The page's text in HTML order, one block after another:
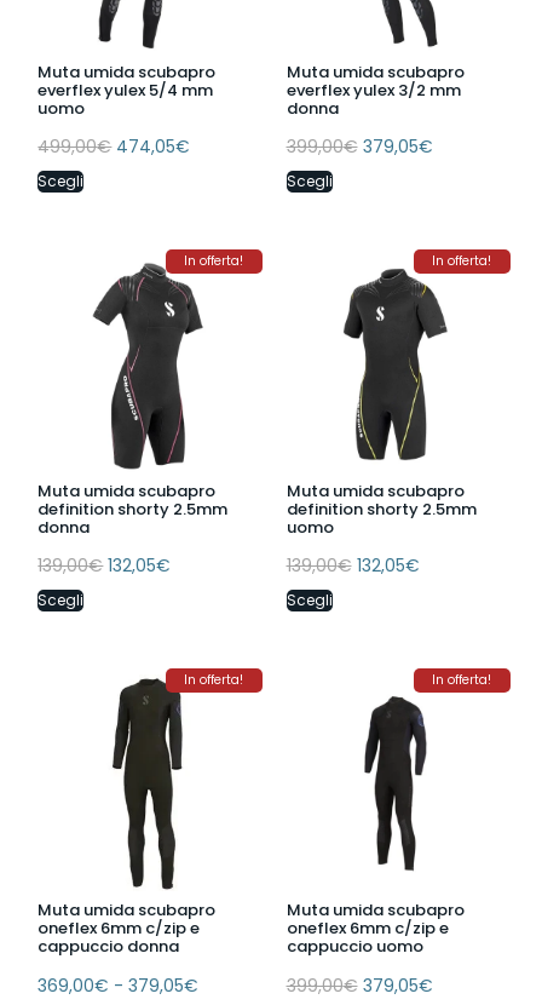
Muta umida scubapro
everflex yulex 5/4 mm
uomo
499,00€ 474,05€
Scegli
Muta umida scubapro
everflex yulex 3/2 mm
donna
399,00€ 379,05€
Scegli
In offerta!
Muta umida scubapro
definition shorty 2.5mm
donna
139,00€ 132,05€
Scegli
In offerta!
Muta umida scubapro
definition shorty 2.5mm
uomo
139,00€ 132,05€
Scegli
In offerta!
Muta umida scubapro
oneflex 6mm c/zip e
cappuccio donna
369,00€ - 379,05€
In offerta!
Muta umida scubapro
oneflex 6mm c/zip e
cappuccio uomo
399,00€ 379,05€